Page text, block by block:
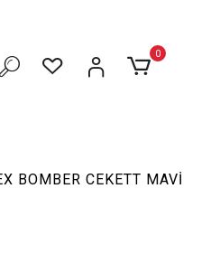
0
BOMBER CEKETT MAVİ